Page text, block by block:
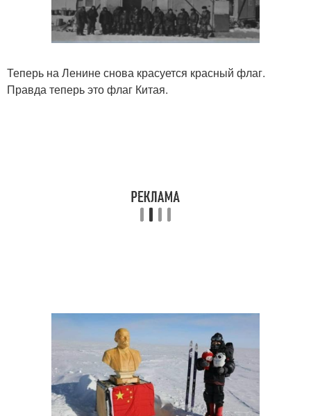
Теперь на Ленине снова красуется красный флаг.
Правда теперь это флаг Китая.